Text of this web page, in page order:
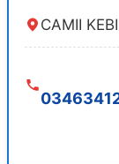
CAMII